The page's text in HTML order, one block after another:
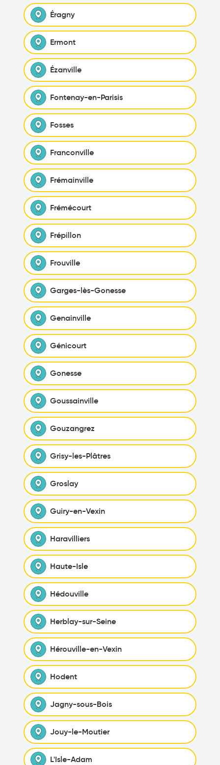
Éragny
Ermont
Ézanville
Fontenay-en-Parisis
Fosses
Franconville
Frémainville
Frémécourt
Frépillon
Frouville
Garges-lès-Gonesse
Genainville
Génicourt
Gonesse
Goussainville
Gouzangrez
Grisy-les-Plâtres
Groslay
Guiry-en-Vexin
Haravilliers
Haute-Isle
Hédouville
Herblay-sur-Seine
Hérouville-en-Vexin
Hodent
Jagny-sous-Bois
Jouy-le-Moutier
L'Isle-Adam